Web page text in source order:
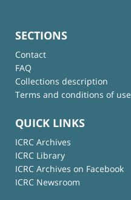
SECTIONS
Contact
FAQ
Collections description
Terms and conditions of use
QUICK LINKS
ICRC Archives
ICRC Library
ICRC Archives on Facebook
ICRC Newsroom